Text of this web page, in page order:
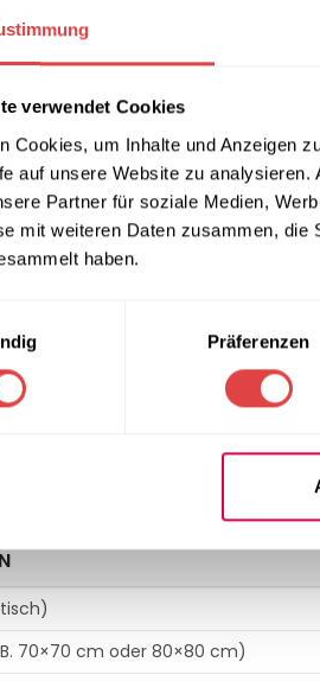
verwendet Cookies
Cookies, um Inhalte und Anzeigen
auf unsere Website zu
Partner für soziale Medien,
mit weiteren Daten zusammen,
haben.
Präferenzen
Kaffeebar bis zum gehobenen
Beinfreiheit
Gestell. Diese Bauweise ist in der
das Ein- und Aussteigen für Ihre
damit für eine
mit verstellbaren
Profi-Einsatz
einiges aushalten. Die
Flüssigkeiten. Ob heiße
intensivem täglichem Gebrauch
reinigen. Setzen Sie auf die
70×70 cm oder 80×80 cm)